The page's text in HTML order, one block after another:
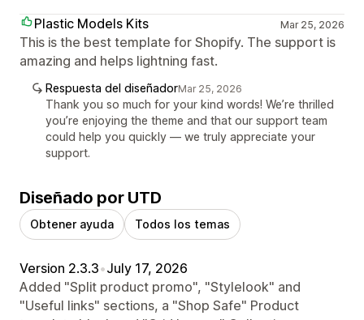
Plastic Models Kits Mar 25, 2026
This is the best template for Shopify. The support is
amazing and helps lightning fast.
Respuesta del diseñadorMar 25, 2026
Thank you so much for your kind words! We’re thrilled
you’re enjoying the theme and that our support team
could help you quickly — we truly appreciate your
support.
Diseñado por UTD
Obtener ayuda Todos los temas
Version 2.3.3•July 17, 2026
Added "Split product promo", "Stylelook" and
"Useful links" sections, a "Shop Safe" Product